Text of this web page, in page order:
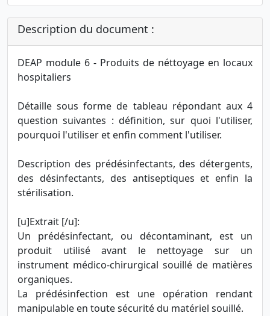
Description du document :
DEAP module 6 - Produits de néttoyage en locaux
hospitaliers
Détaille sous forme de tableau répondant aux 4
question suivantes : définition, sur quoi l'utiliser,
pourquoi l'utiliser et enfin comment l'utiliser.
Description des prédésinfectants, des détergents,
des désinfectants, des antiseptiques et enfin la
stérilisation.
[u]Extrait [/u]:
Un prédésinfectant, ou décontaminant, est un
produit utilisé avant le nettoyage sur un
instrument médico-chirurgical souillé de matières
organiques.
La prédésinfection est une opération rendant
manipulable en toute sécurité du matériel souillé.